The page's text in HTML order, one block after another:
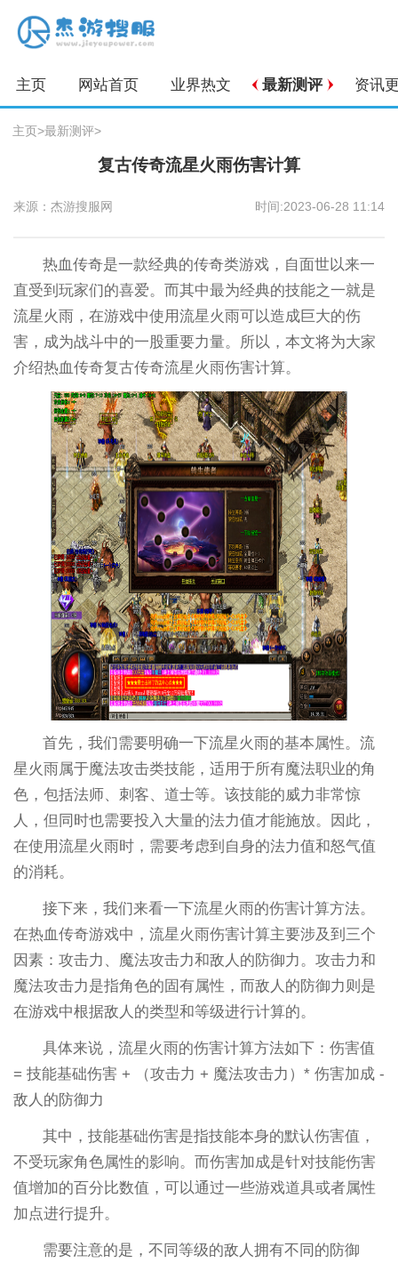
主页 网站首页 业界热文 最新测评 资讯
主页>最新测评>
复古传奇流星火雨伤害计算
来源：杰游搜服网 时间:2023-06-28 11:14
热血传奇是一款经典的传奇类游戏，自面世以来一
直受到玩家们的喜爱。而其中最为经典的技能之一就是
流星火雨，在游戏中使用流星火雨可以造成巨大的伤
害，成为战斗中的一股重要力量。所以，本文将为大家
介绍热血传奇复古传奇流星火雨伤害计算。
首先，我们需要明确一下流星火雨的基本属性。流
星火雨属于魔法攻击类技能，适用于所有魔法职业的角
色，包括法师、刺客、道士等。该技能的威力非常惊
人，但同时也需要投入大量的法力值才能施放。因此，
在使用流星火雨时，需要考虑到自身的法力值和怒气值
的消耗。
接下来，我们来看一下流星火雨的伤害计算方法。
在热血传奇游戏中，流星火雨伤害计算主要涉及到三个
因素：攻击力、魔法攻击力和敌人的防御力。攻击力和
魔法攻击力是指角色的固有属性，而敌人的防御力则是
在游戏中根据敌人的类型和等级进行计算的。
具体来说，流星火雨的伤害计算方法如下：伤害值
= 技能基础伤害 + （攻击力 + 魔法攻击力）* 伤害加成 -
敌人的防御力
其中，技能基础伤害是指技能本身的默认伤害值，
不受玩家角色属性的影响。而伤害加成是针对技能伤害
值增加的百分比数值，可以通过一些游戏道具或者属性
加点进行提升。
需要注意的是，不同等级的敌人拥有不同的防御